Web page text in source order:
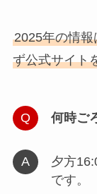
2025年の情
ず公式サイト
何時ご
夕方
です。